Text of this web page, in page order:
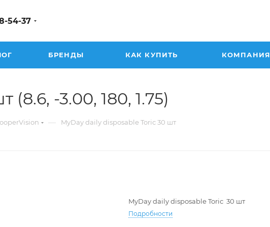
54-37
БРЕНДЫ КАК КУПИТЬ КОМПАНИЯ
-3.00, 180, 1.75)
— MyDay daily disposable Toric 30 шт
MyDay daily disposable Toric 30 шт
Подробности